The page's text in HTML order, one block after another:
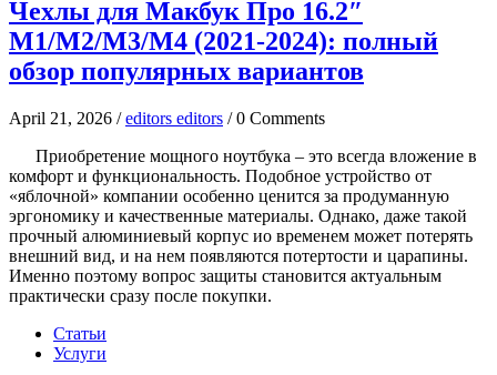
Чехлы для Макбук Про 16.2″
M1/M2/M3/M4 (2021-2024): полный
обзор популярных вариантов
April 21, 2026 /editors editors / 0 Comments
Приобретение мощного ноутбука – это всегда вложение в
комфорт и функциональность. Подобное устройство от
«яблочной» компании особенно ценится за продуманную
эргономику и качественные материалы. Однако, даже такой
прочный алюминиевый корпус ио временем может потерять
внешний вид, и на нем появляются потертости и царапины.
Именно поэтому вопрос защиты становится актуальным
практически сразу после покупки.
Статьи
Услуги